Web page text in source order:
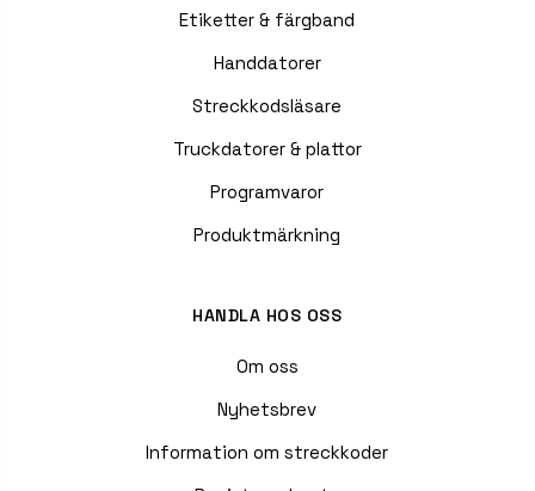
Etiketter & färgband
Handdatorer
Streckkodsläsare
Truckdatorer & plattor
Programvaror
Produktmärkning
HANDLA HOS OSS
Om oss
Nyhetsbrev
Information om streckkoder